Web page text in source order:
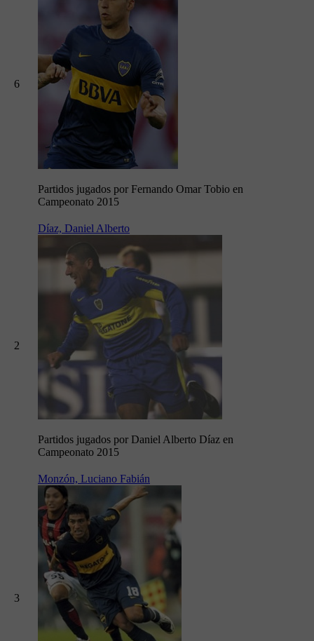
6
Partidos jugados por Fernando Omar Tobio en
Campeonato 2015
2
Díaz, Daniel Alberto
Partidos jugados por Daniel Alberto Díaz en
Campeonato 2015
3
Monzón, Luciano Fabián